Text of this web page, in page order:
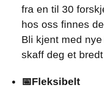
fra en til 30
hos oss finnes
Bli kjent med
skaff deg et
📅Fleksibelt